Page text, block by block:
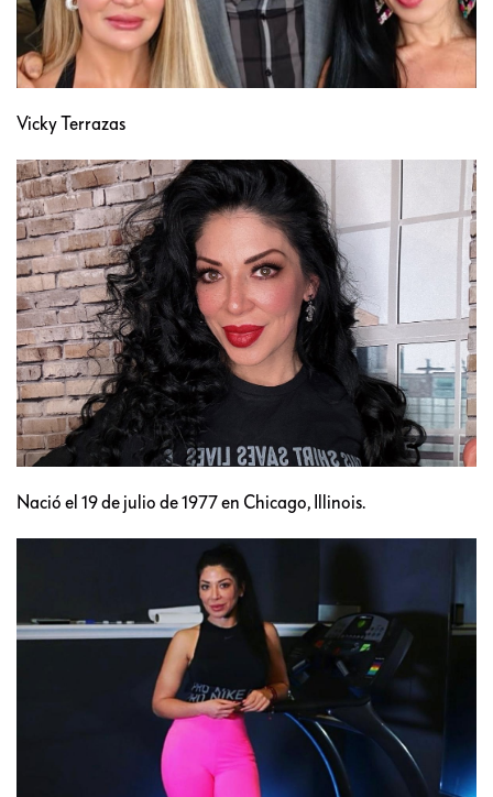
Vicky Terrazas
Nació el 19 de julio de 1977 en Chicago, Illinois.